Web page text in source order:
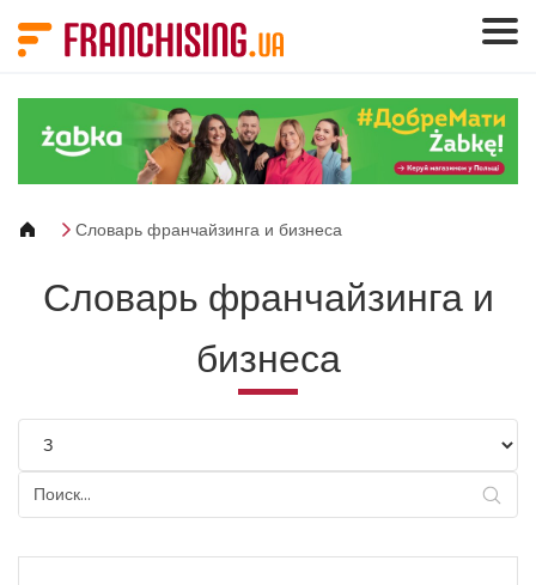
Словарь франчайзинга и бизнеса
Словарь франчайзинга и
бизнеса